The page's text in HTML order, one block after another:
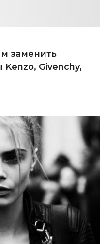
заменить
Givenchy,